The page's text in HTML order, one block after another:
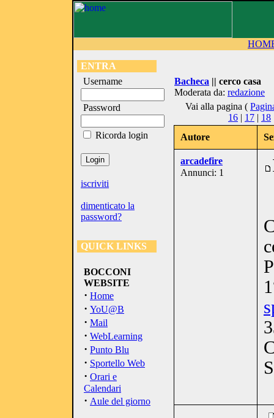
ENTRA
Username
Password
Ricorda login
iscriviti
dimenticato la
password?
QUICK LINKS
BOCCONI
WEBSITE
· Home
· YoU@B
· Mail
· WebLearning
· Punto Blu
· Sportello Web
· Orari e
Calendari
· Aule del giorno
Bacheca || cerco casa
Moderata da: redazione
Vai alla pagina (
16 | 17 | 18
Autore
arcadefire
Annunci: 1